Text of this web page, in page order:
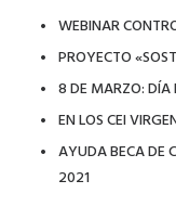
WEBINAR
PROYECTO
8 DE MARZO: DÍA
EN LOS CEI
AYUDA BECA DE
2021